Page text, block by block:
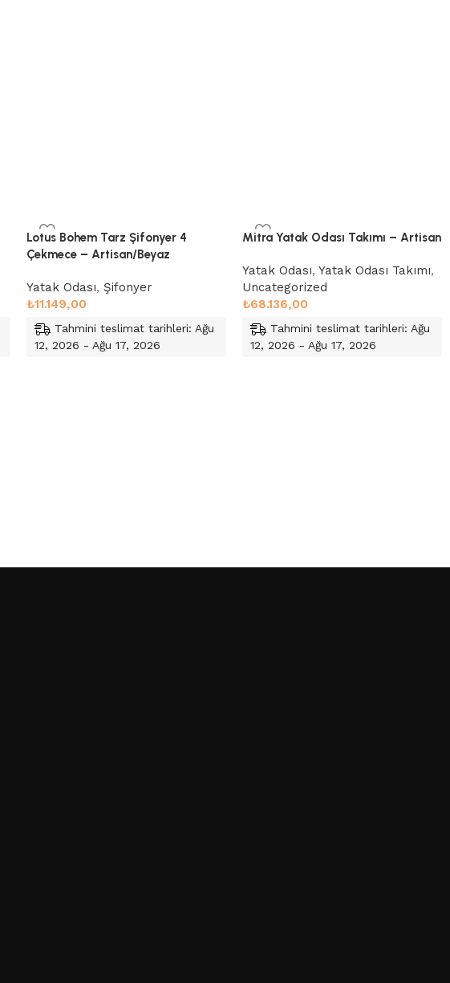
Lotus Bohem Tarz Şifonyer 4
Çekmece – Artisan/Beyaz
Yatak Odası, Şifonyer
₺11.149,00
Tahmini teslimat tarihleri: Ağu
12, 2026 - Ağu 17, 2026
Mitra Yatak Odası Takımı – Artisan
Yatak Odası,Yatak Odası Takımı,
Uncategorized
₺68.136,00
Tahmini teslimat tarihleri: Ağu
12, 2026 - Ağu 17, 2026